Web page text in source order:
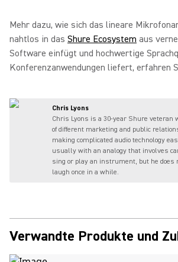
Mehr dazu, wie sich das lineare
nahtlos in das Shure Ecosystem aus
Software einfügt und hochwertige
Konferenzanwendungen liefert, erfahren
Chris Lyons
Chris Lyons is a 30-year Shure veteran
of different marketing and public
making complicated audio technology
usually with an analogy that involves
sing or play an instrument, but he does
laugh once in a while.
Verwandte Produkte und